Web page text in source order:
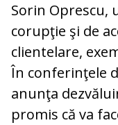
Sorin Oprescu,
corupţie şi de
clientelare,
În conferinţele
anunţa
promis că va